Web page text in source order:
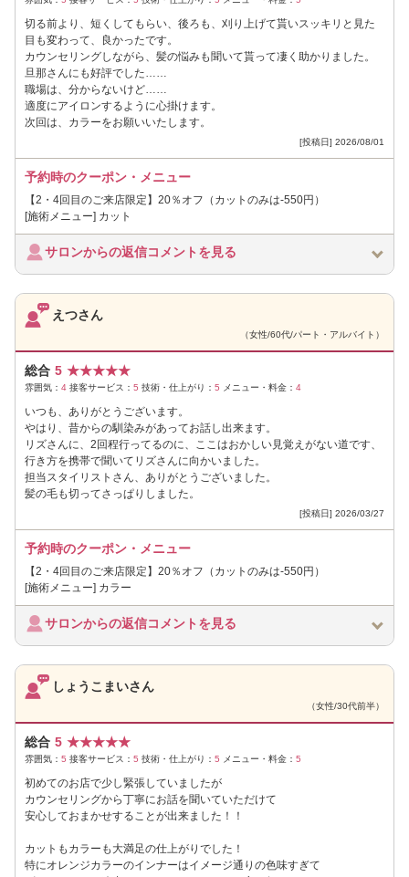
切る前より、短くしてもらい、後ろも、刈り上げて貰いスッキリと見た
目も変わって、良かったです。
カウンセリングしながら、髪の悩みも聞いて貰って凄く助かりました。
旦那さんにも好評でした……
職場は、分からないけど……
適度にアイロンするように心掛けます。
次回は、カラーをお願いいたします。
[投稿日] 2026/08/01
予約時のクーポン・メニュー
【2・4回目のご来店限定】20％オフ（カットのみは-550円）
[施術メニュー] カット
サロンからの返信コメントを見る
えつさん
（女性/60代/パート・アルバイト）
総合 5 ★★★★★
雰囲気： 4 接客サービス： 5 技術・仕上がり： 5 メニュー・料金： 4
いつも、ありがとうございます。
やはり、昔からの馴染みがあってお話し出来ます。
リズさんに、2回程行ってるのに、ここはおかしい見覚えがない道です、
行き方を携帯で聞いてリズさんに向かいました。
担当スタイリストさん、ありがとうございました。
髪の毛も切ってさっぱりしました。
[投稿日] 2026/03/27
予約時のクーポン・メニュー
【2・4回目のご来店限定】20％オフ（カットのみは-550円）
[施術メニュー] カラー
サロンからの返信コメントを見る
しょうこまいさん
（女性/30代前半）
総合 5 ★★★★★
雰囲気： 5 接客サービス： 5 技術・仕上がり： 5 メニュー・料金： 5
初めてのお店で少し緊張していましたが
カウンセリングから丁寧にお話を聞いていただけて
安心しておまかせすることが出来ました！！
カットもカラーも大満足の仕上がりでした！
特にオレンジカラーのインナーはイメージ通りの色味すぎて